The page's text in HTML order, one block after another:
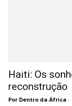
Haiti: Os
reconstrução
Por Dentro da África -